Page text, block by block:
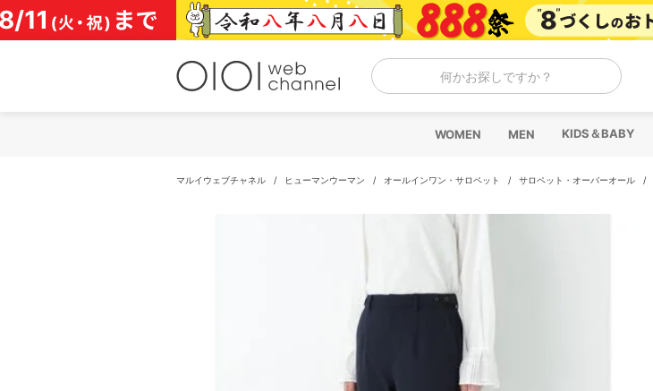
コ
ン
テ
何かお探しですか？
WOMEN MEN KIDS＆BABY
マルイウェブチャネル / ヒューマンウーマン / オールインワン・サロペット / サロペット・オーバーオール /